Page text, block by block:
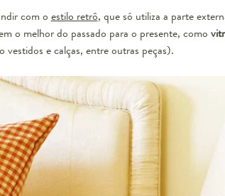
com o estilo retrô, que só utiliza a parte
o melhor do passado para o presente, como
vestidos e calças, entre outras peças).